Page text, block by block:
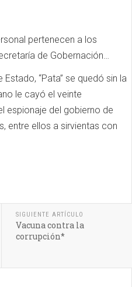
pertenecen a los
de Gobernación…
“Pata” se quedó sin la
le cayó el veinte
espionaje del gobierno de
entre ellos a sirvientas con
SIGUIENTE ARTÍCULO
Vacuna contra la
corrupción*